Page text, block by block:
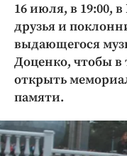
Криминал
Культура
Образование
Общество
Погода
16 июля, в 19:00,
друзья и
выдающегося
Доценко, чтобы в
открыть
памяти.